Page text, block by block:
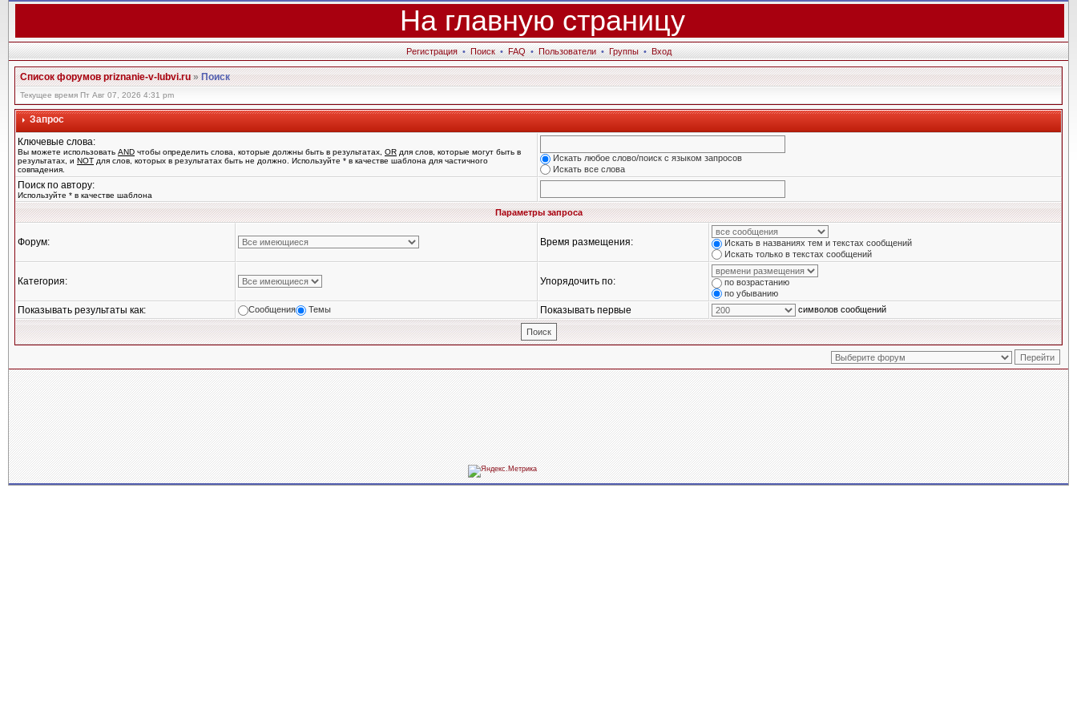
На главную страницу
Регистрация • Поиск • FAQ • Пользователи • Группы • Вход
Список форумов priznanie-v-lubvi.ru»Поиск
Текущее время Пт Авг 07, 2026 4:31 pm
Запрос
Ключевые слова:
Вы можете использовать AND чтобы определить слова, которые должны быть в результатах, OR для слов, которые могут быть в
результатах, и NOT для слов, которых в результатах быть не должно. Используйте * в качестве шаблона для частичного
совпадения.
Искать любое слово/поиск с языком запросов
Искать все слова
Поиск по автору:
Используйте * в качестве шаблона
Параметры запроса
Форум: Время размещения:
Искать в названиях тем и текстах сообщений
Искать только в текстах сообщений
Категория: Упорядочить по:
по возрастанию
по убыванию
Показывать результаты как: Сообщения Темы Показывать первые символов сообщений